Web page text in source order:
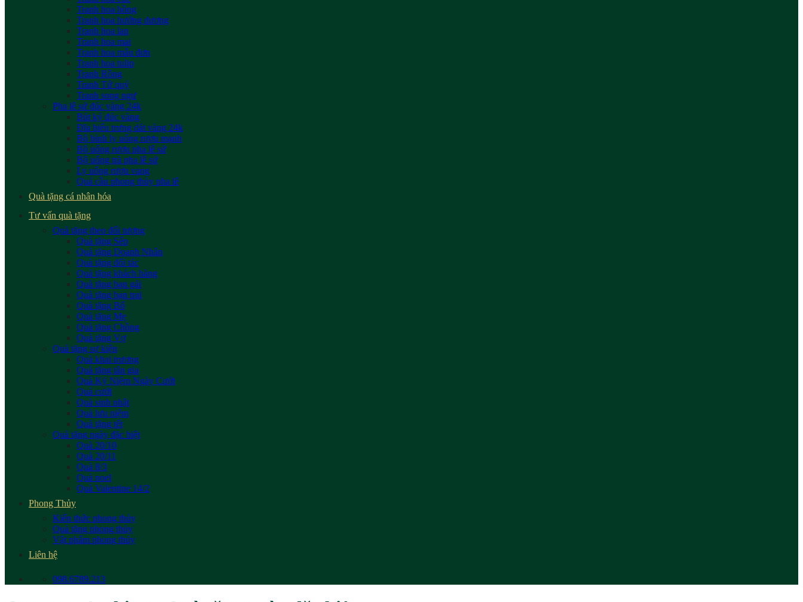
Tranh hoa hồng
Tranh hoa hướng dương
Tranh hoa lan
Tranh hoa mai
Tranh hoa mẫu đơn
Tranh hoa tulip
Tranh Rồng
Tranh Tứ quý
Tranh song ngư
Pha lê sứ đúc vàng 24k
Bút ký đúc vàng
Đĩa biểu trưng dát vàng 24k
Bộ bình ly uống rượu mạnh
Bộ uống rượu pha lê sứ
Bộ uống trà pha lê sứ
Ly uống rượu vang
Quả cầu phong thủy pha lê
Quà tặng cá nhân hóa
Tư vấn quà tặng
Quà tặng theo đối tượng
Quà tặng Sếp
Quà tặng Doanh Nhân
Quà tặng đối tác
Quà tặng khách hàng
Quà tặng bạn gái
Quà tặng bạn trai
Quà tặng Bố
Quà tặng Mẹ
Quà tặng Chồng
Quà tặng Vợ
Quà tặng sự kiện
Quà khai trương
Quà tặng tân gia
Quà Kỷ Niệm Ngày Cưới
Quà cưới
Quà sinh nhật
Quà lưu niệm
Quà tặng tết
Quà tặng ngày đặc biệt
Quà 20/10
Quà 20/11
Quà 8/3
Quà noel
Quà Valentine 14/2
Phong Thủy
Kiến thức phong thủy
Quà tặng phong thủy
Vật phẩm phong thủy
Liên hệ
098.6789.213